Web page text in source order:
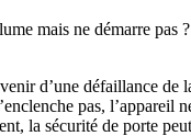
mais ne démarre pas
d’une défaillance de
pas, l’appareil
la sécurité de porte